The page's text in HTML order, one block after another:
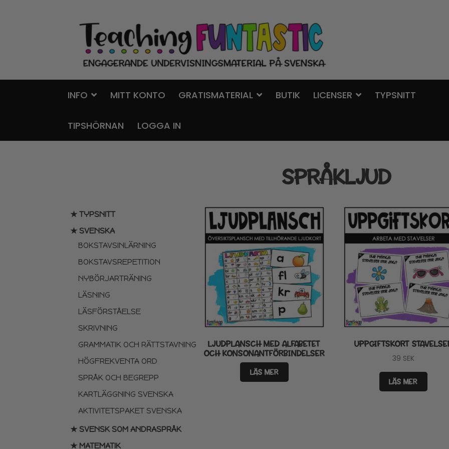
Hoppa
navigering
Gå
innehåll
INFO MITT KONTO GRATISMATERIAL BUTIK LICENSER TYPSNITT
TIPSHÖRNAN LOGGA IN
SPRÅKLJUD
★ TYPSNITT
★ SVENSKA
BOKSTAVSINLÄRNING
BOKSTAVSREPETITION
NYBÖRJARTRÄNING
LÄSNING
LÄSFÖRSTÅELSE
SKRIVNING
GRAMMATIK OCH RÄTTSTAVNING
HÖGFREKVENTA ORD
SPRÅK OCH BEGREPP
KARTLÄGGNING SVENSKA
AKTIVITETSPAKET SVENSKA
★ SVENSK SOM ANDRASPRÅK
★ MATEMATIK
LJUDPLANSCH MED ALFABETET
OCH KONSONANTFÖRBINDELSER
LÄS MER
UPPGIFTSKORT
39 SEK
LÄS MER